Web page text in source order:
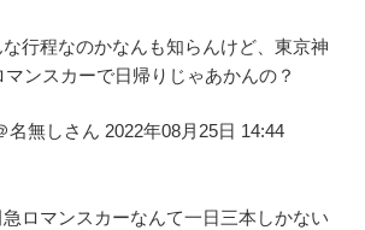
行程なのかなんも知らんけど、東京神
ンスカーで日帰りじゃあかんの？
名無しさん 2022年08月25日 14:44
ロマンスカーなんて一日三本しかない